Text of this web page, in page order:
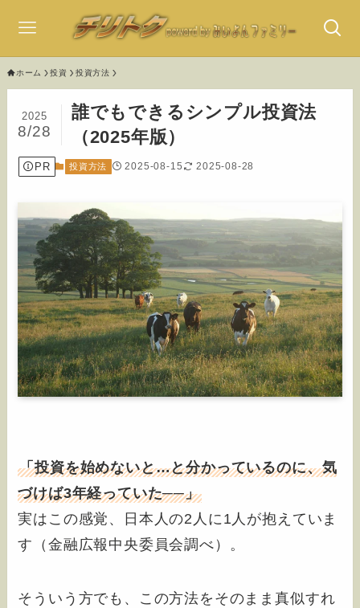
ホーム 投資 投資方法
誰でもできるシンプル投資法
（2025年版）
2025
8/28
PR 投資方法 2025-08-15 2025-08-28
「投資を始めないと…と分かっているのに、気
づけば3年経っていた──」
実はこの感覚、日本人の2人に1人が抱えていま
す（金融広報中央委員会調べ）。
そういう方でも、この方法をそのまま真似すれ